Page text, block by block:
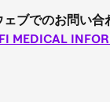
ェブでのお問い合
MEDICAL